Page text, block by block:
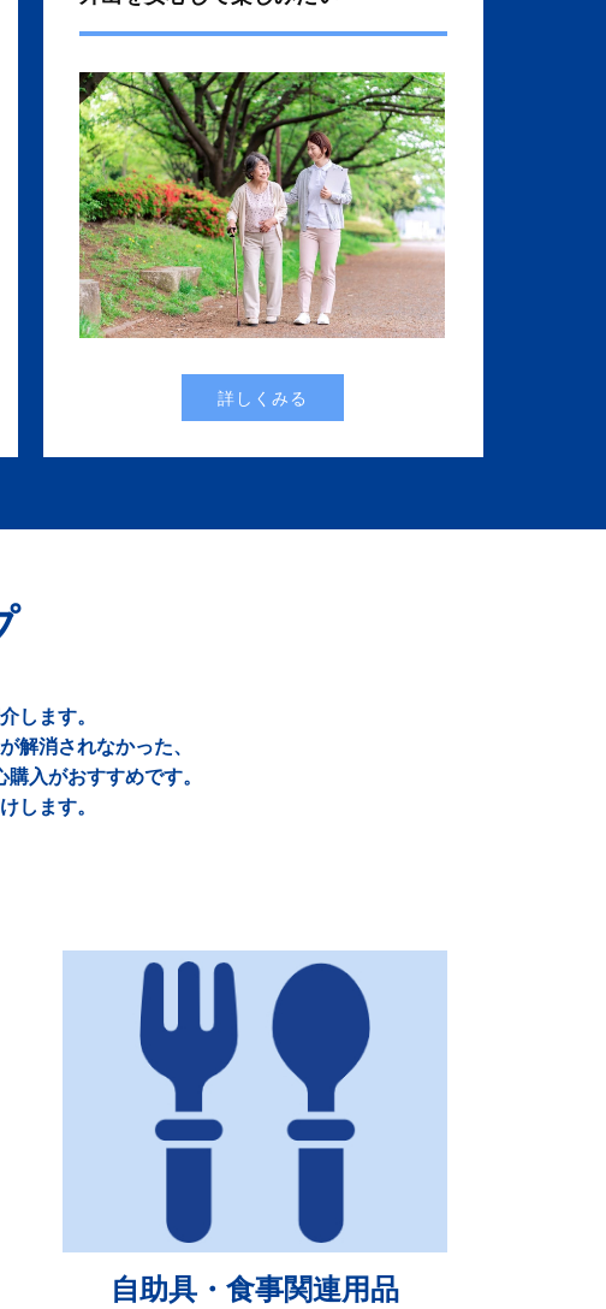
詳しくみる
します。
解消されなかった、
入がおすすめです。
します。
自助具・食事関連用品